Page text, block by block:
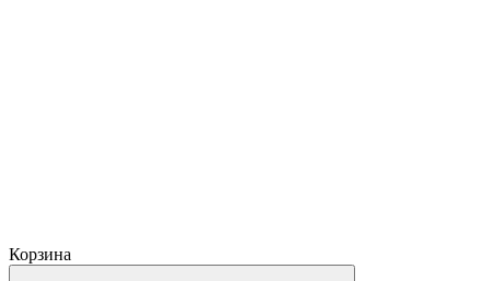
Корзина